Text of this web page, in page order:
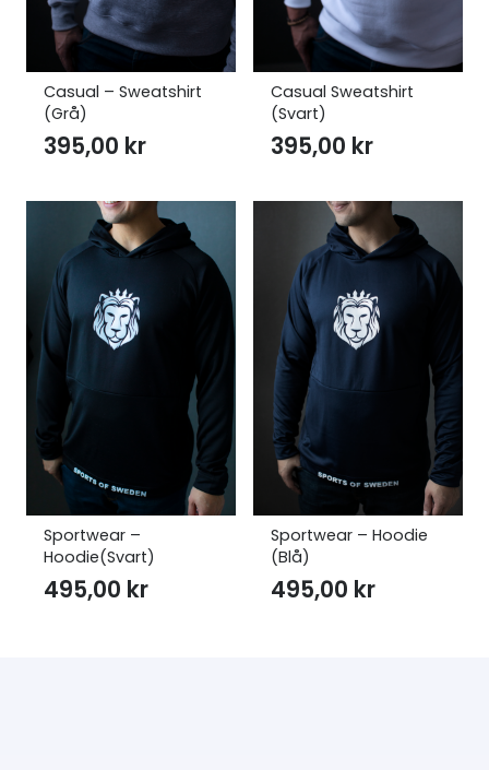
Casual – Sweatshirt
(Grå)
395,00 kr
Casual Sweatshirt
(Svart)
395,00 kr
Sportwear –
Hoodie(Svart)
495,00 kr
Sportwear – Hoodie
(Blå)
495,00 kr